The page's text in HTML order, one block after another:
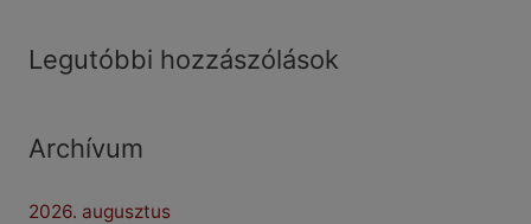
Legutóbbi hozzászólások
Archívum
2026. augusztus